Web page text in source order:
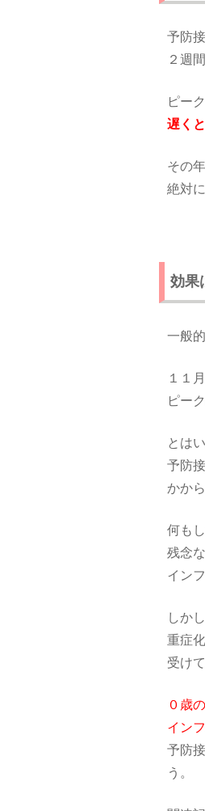
予防
２週
ピー
遅く
その
絶対
効果
一般
１１
ピー
とは
予防
かか
何も
残念
イン
しか
重症
受け
０歳
イン
予防
う。